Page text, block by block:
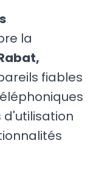
la
fiables
d'utilisation